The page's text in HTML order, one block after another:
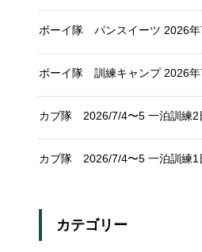
ボーイ隊 パンスイーツ 2026
ボーイ隊 訓練キャンプ 2026
カブ隊 2026/7/4〜5 一泊訓練2
カブ隊 2026/7/4〜5 一泊訓練1
カテゴリー